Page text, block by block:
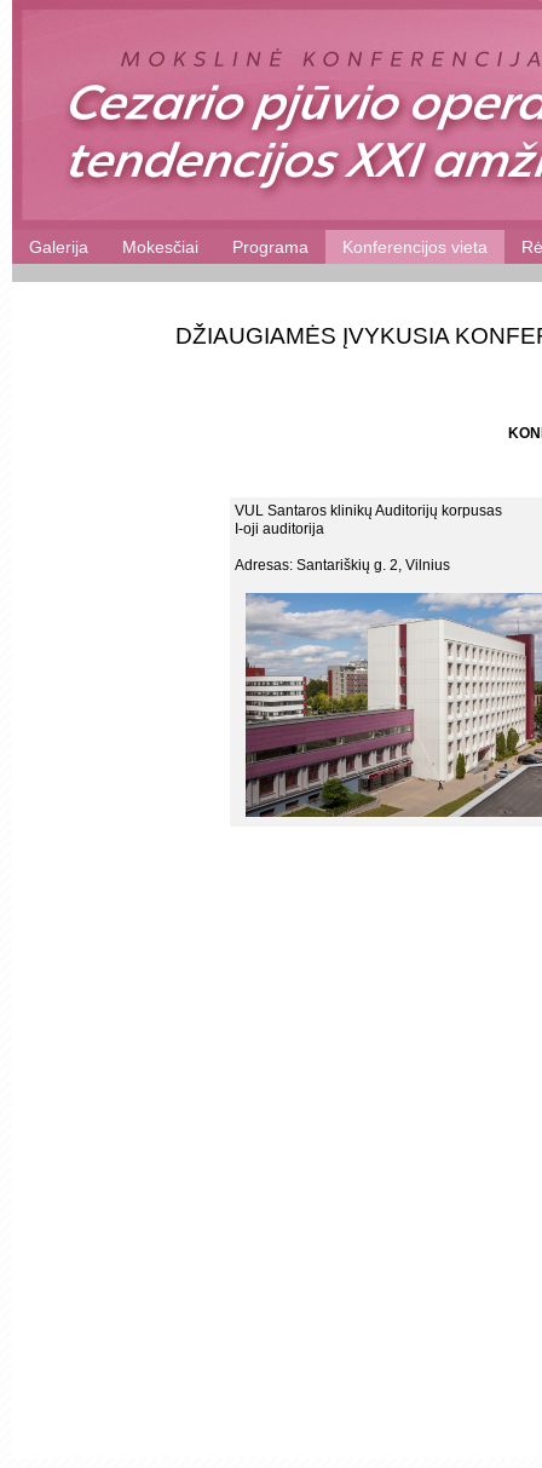
Galerija Mokesčiai Programa Konferencijos vieta
DŽIAUGIAMĖS ĮVYKUSIA
VUL Santaros klinikų Auditorijų korpusas
I-oji auditorija
Adresas: Santariškių g. 2, Vilnius